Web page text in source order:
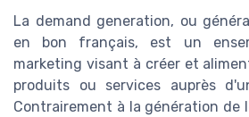
La demand generation, ou
en bon français, est un
marketing visant à créer et
produits ou services auprès
Contrairement à la génération de